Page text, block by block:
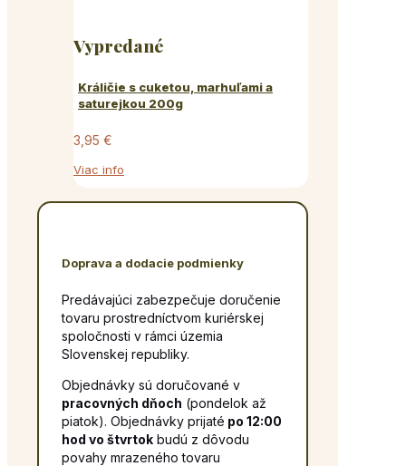
Vypredané
Králičie s cuketou, marhuľami a
saturejkou 200g
3,95 €
Viac info
Doprava a dodacie podmienky
Predávajúci zabezpečuje doručenie
tovaru prostredníctvom kuriérskej
spoločnosti v rámci územia
Slovenskej republiky.
Objednávky sú doručované v
pracovných dňoch (pondelok až
piatok). Objednávky prijaté po 12:00
hod vo štvrtok budú z dôvodu
povahy mrazeného tovaru